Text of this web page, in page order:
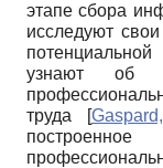
этапе сбора
исследуют
узнают об
труда
[
построенное